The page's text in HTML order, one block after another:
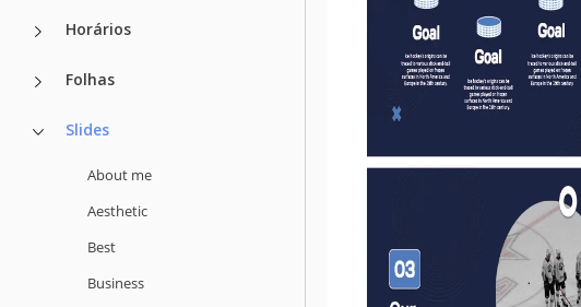
Horários
Folhas
Slides
About me
Aesthetic
Best
Business